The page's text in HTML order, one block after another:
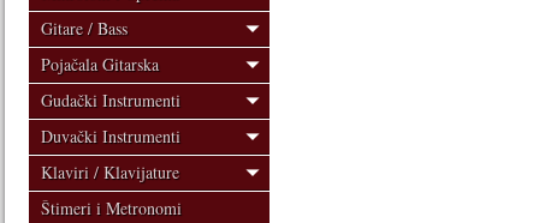
Gitare / Bass
Pojačala Gitarska
Gudački Instrumenti
Duvački Instrumenti
Klaviri / Klavijature
Štimeri i Metronomi